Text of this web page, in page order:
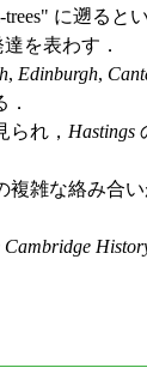
trees" に遡ると
を表わす．
, Edinburgh,
．
れ， Hastings
雑な絡み合
Cambridge